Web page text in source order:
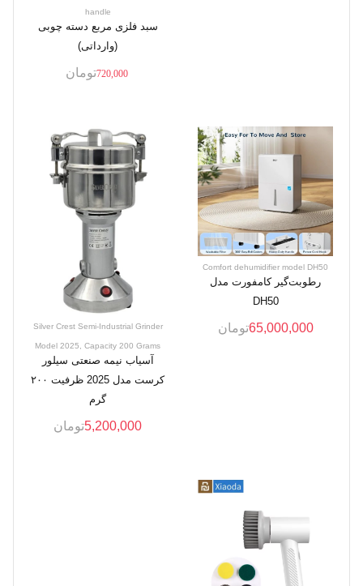
handle
سبد فلزی مربع دسته چوبی
(وارداتی)
720,000 تومان
Comfort dehumidifier model DH50
رطوبت‌گیر کامفورت مدل
DH50
65,000,000تومان Silver Crest Semi-Industrial Grinder
Model 2025, Capacity 200 Grams
آسیاب نیمه صنعتی سیلور
کرست مدل 2025 ظرفیت ۲۰۰
گرم
5,200,000تومان